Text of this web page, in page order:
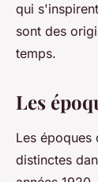
qui
sont des
temps.
Les
Les époques
distinctes